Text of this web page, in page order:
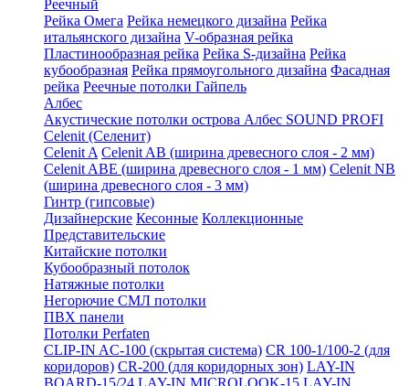
Реечный
Рейка Омега Рейка немецкого дизайна Рейка
итальянского дизайна V-образная рейка
Пластинообразная рейка Рейка S-дизайна Рейка
кубообразная Рейка прямоугольного дизайна Фасадная
рейка Реечные потолки Гайпель
Албес
Акустические потолки острова Албес SOUND PROFI
Celenit (Селенит)
Celenit A Celenit AB (ширина древесного слоя - 2 мм)
Celenit ABE (ширина древесного слоя - 1 мм) Celenit NB
(ширина древесного слоя - 3 мм)
Гинтр (гипсовые)
Дизайнерские Кесонные Коллекционные
Представительские
Китайские потолки
Кубообразный потолок
Натяжные потолки
Негорючие СМЛ потолки
ПВХ панели
Потолки Perfaten
CLIP-IN AC-100 (скрытая система) CR 100-1/100-2 (для
коридоров) CR-200 (для коридорных зон) LAY-IN
BOARD-15/24 LAY-IN MICROLOOK-15 LAY-IN